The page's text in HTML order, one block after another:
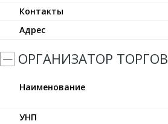
Контакты
Адрес
ОРГАНИЗАТОР ТОРГОВ
Наименование
УНП